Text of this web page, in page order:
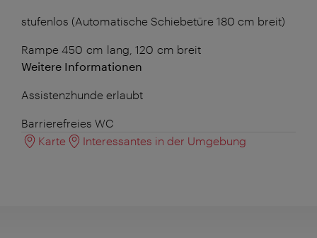
stufenlos (Automatische Schiebetüre 180 cm breit)
Rampe 450 cm lang, 120 cm breit
Weitere Informationen
Assistenzhunde erlaubt
Barrierefreies WC
Karte
Interessantes in der Umgebung